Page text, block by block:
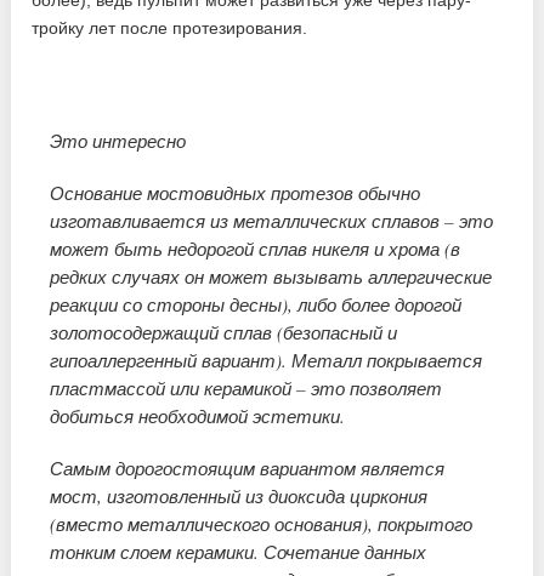
тройку лет после протезирования.
Это интересно
Основание мостовидных протезов обычно
изготавливается из металлических сплавов – это
может быть недорогой сплав никеля и хрома (в
редких случаях он может вызывать аллергические
реакции со стороны десны), либо более дорогой
золотосодержащий сплав (безопасный и
гипоаллергенный вариант). Металл покрывается
пластмассой или керамикой – это позволяет
добиться необходимой эстетики.
Самым дорогостоящим вариантом является
мост, изготовленный из диоксида циркония
(вместо металлического основания), покрытого
тонким слоем керамики. Сочетание данных